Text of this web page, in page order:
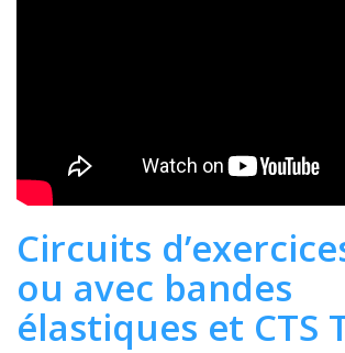
Circuits
ou avec bandes
élastiques et CTS